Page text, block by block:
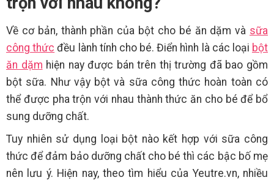
Về cơ bản, thành phần của bột cho bé ăn dặm và sữa
công thức đều lành tính cho bé. Điển hình là các loại bột
ăn dặm hiện nay được bán trên thị trường đã bao gồm
bột sữa. Như vậy bột và sữa công thức hoàn toàn có
thể được pha trộn với nhau thành thức ăn cho bé để bổ
sung dưỡng chất.
Tuy nhiên sử dụng loại bột nào kết hợp với sữa công
thức để đảm bảo dưỡng chất cho bé thì các bậc bố mẹ
nên lưu ý. Hiện nay, theo tìm hiểu của Yeutre.vn, nhiều